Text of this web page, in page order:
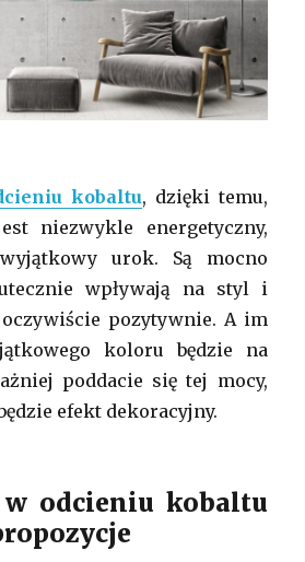
kobaltu, dzięki temu,
niezwykle energetyczny,
urok. Są mocno
wpływają na styl i
pozytywnie. A im
koloru będzie na
poddacie się tej mocy,
efekt dekoracyjny.
w odcieniu kobaltu